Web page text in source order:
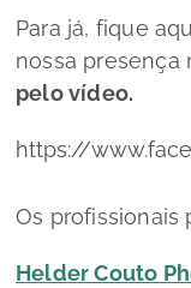
Para já, fique
nossa presença
pelo vídeo.
https://
Os profissionais
Helder Couto